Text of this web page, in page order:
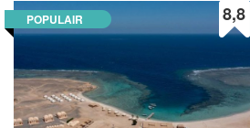
POPULAIR 8,8